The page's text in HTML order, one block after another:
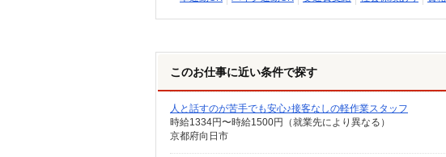
このお仕事に近い条件で探す
人と話すのが苦手でも安心♪接客なしの軽作業スタッフ
時給1334円〜時給1500円（就業先により異なる）
京都府向日市